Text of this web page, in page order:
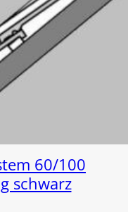
60/100
schwarz